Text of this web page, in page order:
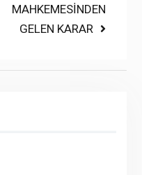
post:
MAHKEMESİNDEN
GELEN KARAR